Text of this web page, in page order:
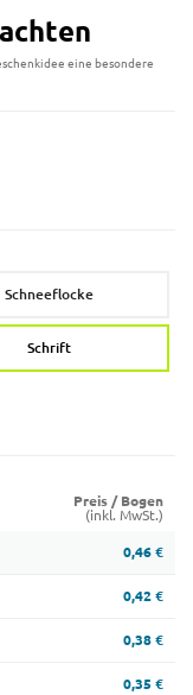
eine besondere
Schneeflocke
Schrift
Preis / Bogen
(inkl. MwSt.)
0,46 €
0,42 €
0,38 €
0,35 €